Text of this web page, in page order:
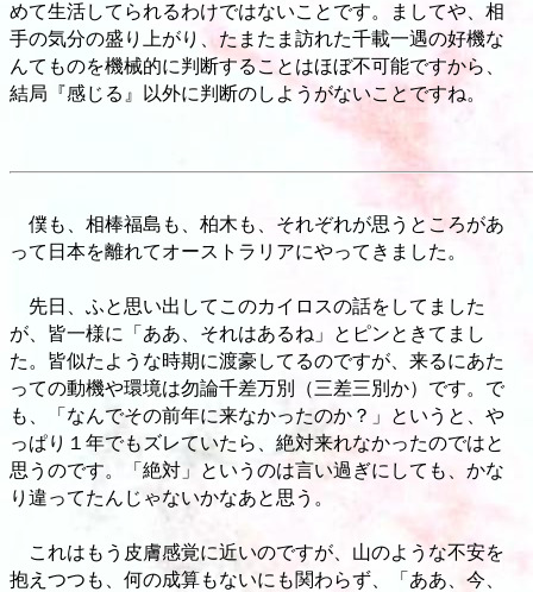
めて生活してられるわけではないことです。ましてや、相
手の気分の盛り上がり、たまたま訪れた千載一遇の好機な
んてものを機械的に判断することはほぼ不可能ですから、
結局『感じる』以外に判断のしようがないことですね。
僕も、相棒福島も、柏木も、それぞれが思うところがあ
って日本を離れてオーストラリアにやってきました。
先日、ふと思い出してこのカイロスの話をしてました
が、皆一様に「ああ、それはあるね」とピンときてまし
た。皆似たような時期に渡豪してるのですが、来るにあた
っての動機や環境は勿論千差万別（三差三別か）です。で
も、「なんでその前年に来なかったのか？」というと、や
っぱり１年でもズレていたら、絶対来れなかったのではと
思うのです。「絶対」というのは言い過ぎにしても、かな
り違ってたんじゃないかなあと思う。
これはもう皮膚感覚に近いのですが、山のような不安を
抱えつつも、何の成算もないにも関わらず、「ああ、今、